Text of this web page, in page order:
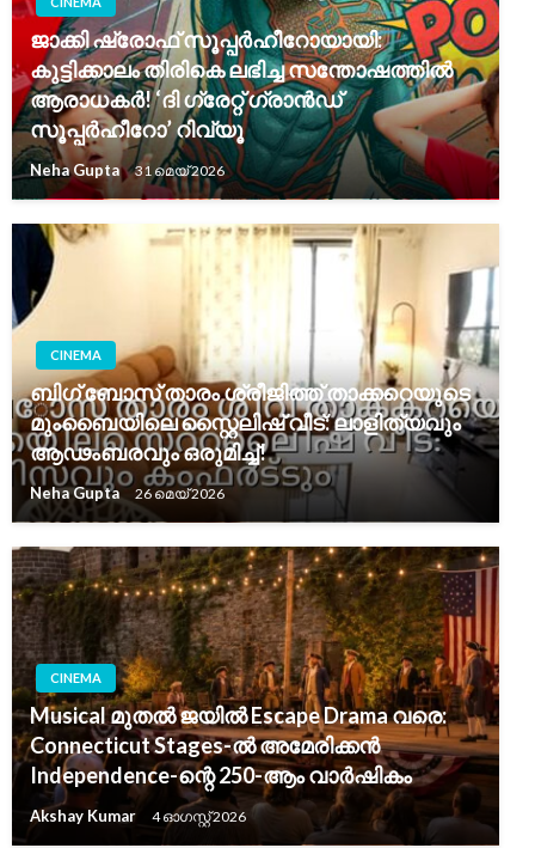
ജാക്കി ഷ്രോഫ് സൂപ്പർഹീറോയായി:
കുട്ടിക്കാലം തിരികെ ലഭിച്ച സന്തോഷത്തിൽ
ആരാധകർ! ‘ദി ഗ്രേറ്റ് ഗ്രാൻഡ്
സൂപ്പർഹീറോ’ റിവ്യൂ
Neha Gupta 31 മെയ്‌ 2026
CINEMA
ബിഗ് ബോസ് താരം ശ്രീജിത്ത് താക്കറെയുടെ
മുംബൈയിലെ സ്റ്റൈലിഷ് വീട്: ലാളിത്യവും
ആഢംബരവും ഒരുമിച്ച്!
Neha Gupta 26 മെയ്‌ 2026
CINEMA
Musical മുതൽ ജയിൽ Escape Drama വരെ:
Connecticut Stages-ൽ അമേരിക്കൻ
Independence-ന്റെ 250-ആം വാർഷികം
Akshay Kumar 4 ഓഗസ്റ്റ്‌ 2026